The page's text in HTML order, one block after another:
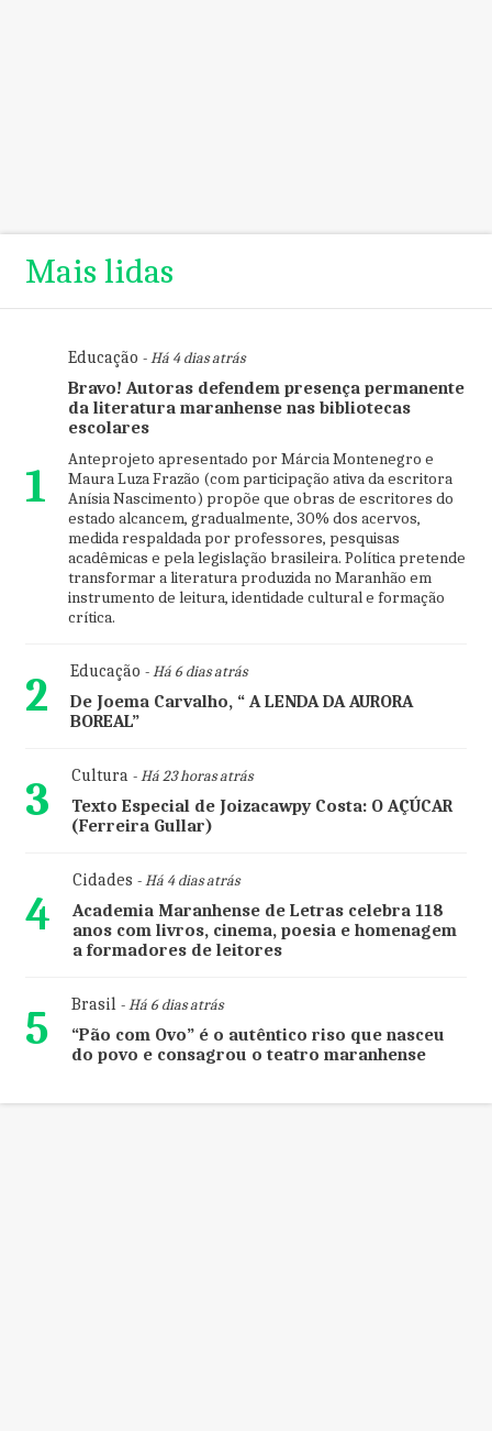
Mais lidas
1
Educação - Há 4 dias atrás
Bravo! Autoras defendem presença permanente
da literatura maranhense nas bibliotecas
escolares
Anteprojeto apresentado por Márcia Montenegro e
Maura Luza Frazão (com participação ativa da escritora
Anísia Nascimento) propõe que obras de escritores do
estado alcancem, gradualmente, 30% dos acervos,
medida respaldada por professores, pesquisas
acadêmicas e pela legislação brasileira. Política pretende
transformar a literatura produzida no Maranhão em
instrumento de leitura, identidade cultural e formação
crítica.
2 Educação - Há 6 dias atrás
De Joema Carvalho, “ A LENDA DA AURORA
BOREAL”
3 Cultura- Há 23 horas atrás
Texto Especial de Joizacawpy Costa: O AÇÚCAR
(Ferreira Gullar)
4
Cidades - Há 4 dias atrás
Academia Maranhense de Letras celebra 118
anos com livros, cinema, poesia e homenagem
a formadores de leitores
5 Brasil- Há 6 dias atrás
“Pão com Ovo” é o autêntico riso que nasceu
do povo e consagrou o teatro maranhense